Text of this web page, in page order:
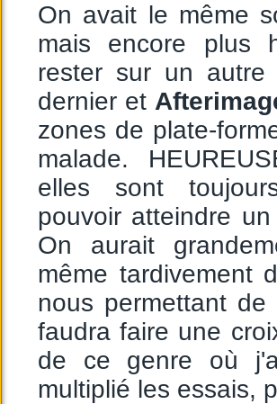
On avait le même
mais encore plus
rester sur un autre
dernier et
zones de plate-
malade.
elles sont
pouvoir atteindre
On aurait
même tardivement
nous permettant
faudra faire une
de ce genre où
multiplié les essais,